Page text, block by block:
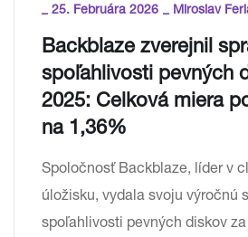
_ 25. Februára 2026 _ Miroslav
Backblaze zverejnil
spoľahlivosti pevných
2025: Celková miera
na 1,36%
Spoločnosť Backblaze, líder v
úložisku, vydala svoju výročnú
spoľahlivosti pevných diskov